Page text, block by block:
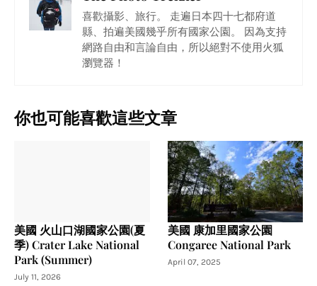
喜歡攝影、旅行。 走遍日本四十七都府道
縣、拍遍美國幾乎所有國家公園。 因為支持
網路自由和言論自由，所以絕對不使用火狐
瀏覽器！
你也可能喜歡這些文章
美國 火山口湖國家公園(夏
季) Crater Lake National
Park (Summer)
July 11, 2026
美國 康加里國家公園
Congaree National Park
April 07, 2025